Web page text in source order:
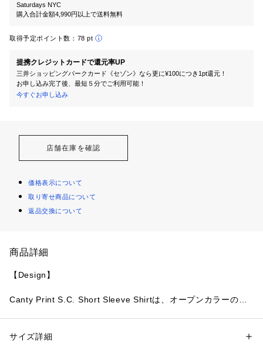
Saturdays NYC
購入合計金額4,990円以上で送料無料
取得予定ポイント数： 78 pt
提携クレジットカードで還元率UP
三井ショッピングパークカード《セゾン》なら更に¥100につき1pt還元！
お申し込み完了後、最短５分でご利用可能！
今すぐお申し込み
店舗在庫を確認
価格表示について
取り寄せ商品について
返品交換について
商品詳細
【Design】
Canty Print S.C. Short Sleeve Shirtは、オープンカラーのボ
ションのシーズングラフィックを全面に使用しているのが特
性別：レディース
サイズ詳細